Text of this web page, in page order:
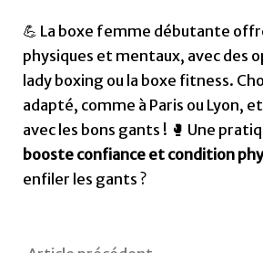
💪 La boxe femme débutante
physiques et mentaux, avec des
lady boxing ou la boxe fitness.
adapté, comme à Paris ou Lyon,
avec les bons gants ! 🥊 Une
booste confiance et condition
enfiler les gants ?